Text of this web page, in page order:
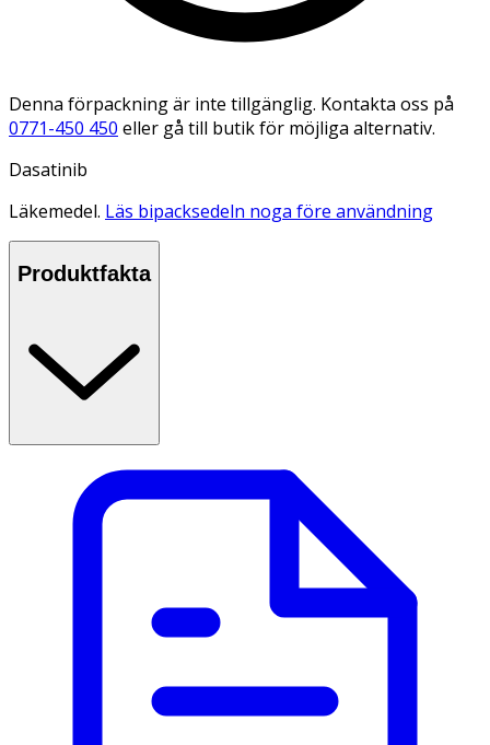
Denna förpackning är inte tillgänglig. Kontakta oss på
0771-450 450 eller gå till butik för möjliga alternativ.
Dasatinib
Läkemedel. Läs bipacksedeln noga före användning
Produktfakta